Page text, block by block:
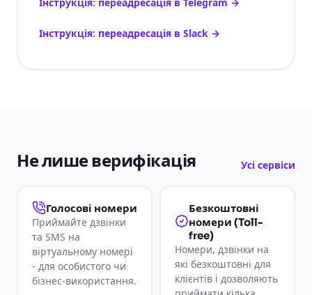
Інструкція: переадресація в Slack→
Не лише верифікація Усі сервіси
Голосові номери
Приймайте дзвінки
та SMS на
віртуальному номері
- для особистого чи
бізнес-використання.
Безкоштовні
номери (Toll-
free)
Номери, дзвінки на
які безкоштовні для
клієнтів і дозволяють